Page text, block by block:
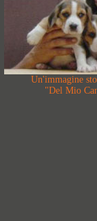
Un'immagine
"Del Mio